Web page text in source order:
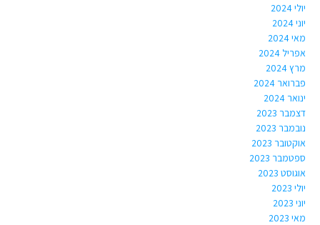
יולי 2024
יוני 2024
מאי 2024
אפריל 2024
מרץ 2024
פברואר 2024
ינואר 2024
דצמבר 2023
נובמבר 2023
אוקטובר 2023
ספטמבר 2023
אוגוסט 2023
יולי 2023
יוני 2023
מאי 2023